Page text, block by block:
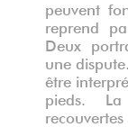
peuvent
reprend
Deux
une
être
pieds. La